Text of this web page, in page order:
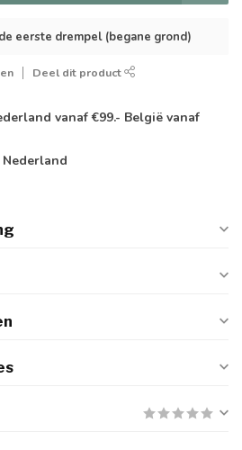
eerste drempel (begane grond)
Deel dit product
vanaf €99.- België vanaf
Nederland